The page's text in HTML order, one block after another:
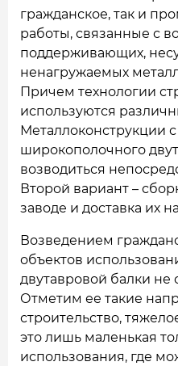
гражданское, так и
работы, связанные с
поддерживающих,
ненагружаемых
Причем технологии
используются
Металлоконструкции
широкополочного
возводиться
Второй вариант –
заводе и доставка их
Возведением
объектов
двутавровой балки не
Отметим ее такие
строительство,
это лишь маленькая
использования, где